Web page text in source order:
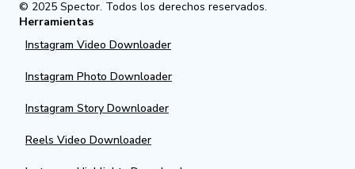
© 2025 Spector. Todos los derechos reservados.
Herramientas
Instagram Video Downloader
Instagram Photo Downloader
Instagram Story Downloader
Reels Video Downloader